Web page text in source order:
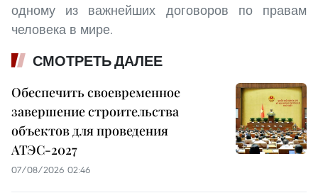
одному из важнейших договоров по правам
человека в мире.
СМОТРЕТЬ ДАЛЕЕ
Обеспечить своевременное
завершение строительства
объектов для проведения
АТЭС-2027
07/08/2026 02:46